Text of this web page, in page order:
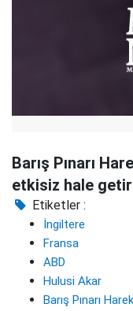
Barış Pınarı
etkisiz hale
Etiketler :
İngiltere
Fransa
ABD
Hulusi Akar
Barış Pınarı